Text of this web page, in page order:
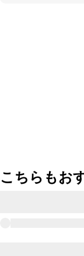
こちらもお